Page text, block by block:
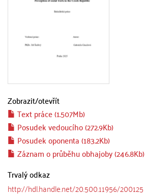
Zobrazit/otevřít
Text práce (1.507Mb)
Posudek vedoucího (272.9Kb)
Posudek oponenta (183.2Kb)
Záznam o průběhu obhajoby (246.8Kb)
Trvalý odkaz
http://hdl.handle.net/20.500.11956/200125